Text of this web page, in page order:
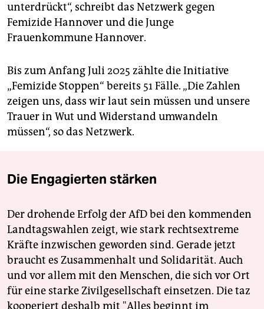
unterdrückt“, schreibt das Netzwerk gegen
Femizide Hannover und die Junge
Frauenkommune Hannover.
Bis zum Anfang Juli 2025 zählte die Initiative
„Femizide Stoppen“ bereits 51 Fälle. „Die Zahlen
zeigen uns, dass wir laut sein müssen und unsere
Trauer in Wut und Widerstand umwandeln
müssen“, so das Netzwerk.
Die Engagierten stärken
Der drohende Erfolg der AfD bei den kommenden
Landtagswahlen zeigt, wie stark rechtsextreme
Kräfte inzwischen geworden sind. Gerade jetzt
braucht es Zusammenhalt und Solidarität. Auch
und vor allem mit den Menschen, die sich vor Ort
für eine starke Zivilgesellschaft einsetzen. Die taz
kooperiert deshalb mit "Alles beginnt im